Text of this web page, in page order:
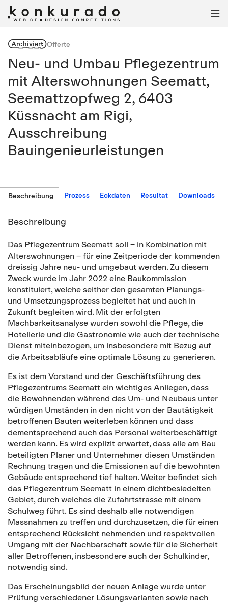

ArchiviertOfferte
Neu- und Umbau Pflegezentrum
mit Alterswohnungen Seematt,
Seemattzopfweg 2, 6403
Küssnacht am Rigi,
Ausschreibung
Bauingenieurleistungen
Beschreibung Prozess Eckdaten Resultat Downloads
Beschreibung
Das Pflegezentrum Seematt soll ‒ in Kombination mit
Alterswohnungen ‒ für eine Zeitperiode der kommenden
dreissig Jahre neu- und umgebaut werden. Zu diesem
Zweck wurde im Jahr 2022 eine Baukommission
konstituiert, welche seither den gesamten Planungs-
und Umsetzungsprozess begleitet hat und auch in
Zukunft begleiten wird. Mit der erfolgten
Machbarkeitsanalyse wurden sowohl die Pflege, die
Hotellerie und die Gastronomie wie auch der technische
Dienst miteinbezogen, um insbesondere mit Bezug auf
die Arbeitsabläufe eine optimale Lösung zu generieren.
Es ist dem Vorstand und der Geschäftsführung des
Pflegezentrums Seematt ein wichtiges Anliegen, dass
die Bewohnenden während des Um- und Neubaus unter
würdigen Umständen in den nicht von der Bautätigkeit
betroffenen Bauten weiterleben können und dass
dementsprechend auch das Personal weiterbeschäftigt
werden kann. Es wird explizit erwartet, dass alle am Bau
beteiligten Planer und Unternehmer diesen Umständen
Rechnung tragen und die Emissionen auf die bewohnten
Gebäude entsprechend tief halten. Weiter befindet sich
das Pflegezentrum Seematt in einem dichtbesiedelten
Gebiet, durch welches die Zufahrtstrasse mit einem
Schulweg führt. Es sind deshalb alle notwendigen
Massnahmen zu treffen und durchzusetzen, die für einen
entsprechend Rücksicht nehmenden und respektvollen
Umgang mit der Nachbarschaft sowie für die Sicherheit
aller Betroffenen, insbesondere auch der Schulkinder,
notwendig sind.
Das Erscheinungsbild der neuen Anlage wurde unter
Prüfung verschiedener Lösungsvarianten sowie nach